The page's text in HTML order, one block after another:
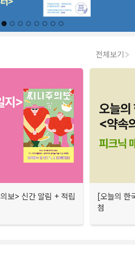
전체보기
보> 신간 알림 + 적립
[오늘의 한
첨